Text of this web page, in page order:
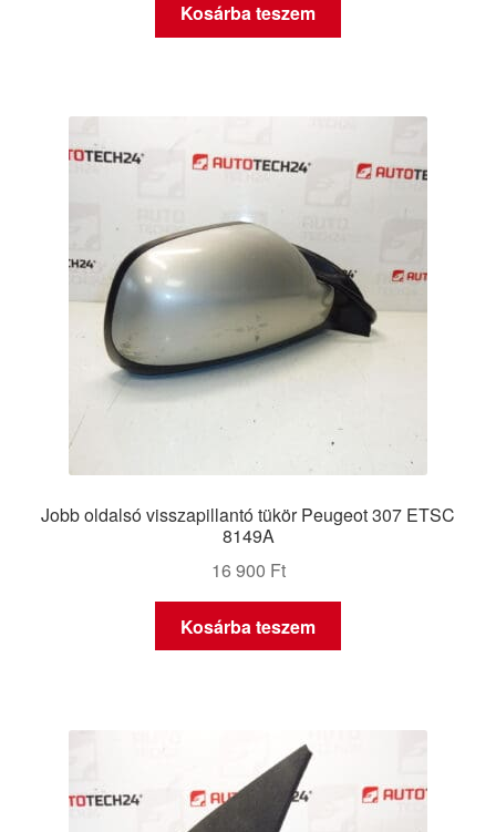
Kosárba teszem
Jobb oldalsó visszapillantó tükör Peugeot 307 ETSC
8149A
16 900 Ft
Kosárba teszem